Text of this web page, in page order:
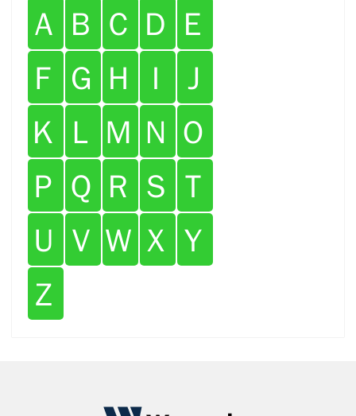
Ａ Ｂ Ｃ Ｄ Ｅ
Ｆ Ｇ Ｈ Ｉ
Ｊ
Ｋ Ｌ Ｍ Ｎ Ｏ
Ｐ Ｑ Ｒ Ｓ Ｔ
Ｕ Ｖ Ｗ Ｘ Ｙ
Ｚ